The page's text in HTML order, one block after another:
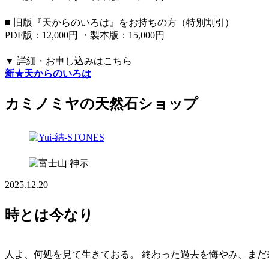
■ 旧版『天からのいろは』をお持ちの方（特別割引）
PDF版：12,000円 ・製本版：15,000円
▼ 詳細・お申し込みはこちら
新★天からのいろは
カミノミヤの天然石ショップ
神示
2025.12.20
時とは今なり
人よ、何処を見て生きておる。 終わった過去を悔やみ、まだ